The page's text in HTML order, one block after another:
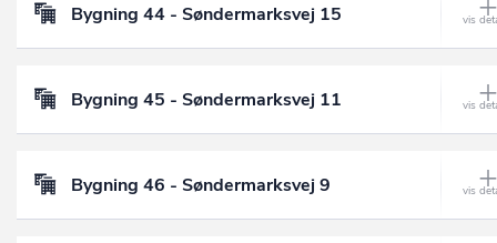
Bygning 44 - Søndermarksvej 15
Bygning 45 - Søndermarksvej 11
Bygning 46 - Søndermarksvej 9